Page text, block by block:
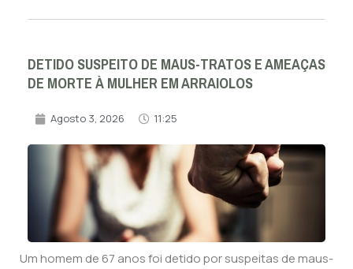
DETIDO SUSPEITO DE MAUS-TRATOS E AMEAÇAS
DE MORTE À MULHER EM ARRAIOLOS
Agosto 3, 2026 11:25
Um homem de 67 anos foi detido por suspeitas de maus-